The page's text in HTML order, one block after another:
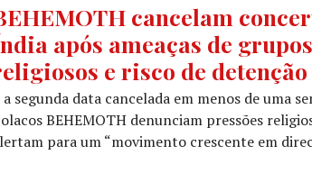
cancelam
após ameaças de grupos
e risco de detenção
a segunda data cancelada em menos de uma
BEHEMOTH denunciam pressões
para um “movimento crescente em
cancelam concerto na Índia após